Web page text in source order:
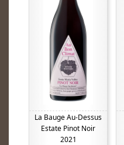
La Bauge Au-Dessus
Estate Pinot Noir
2021